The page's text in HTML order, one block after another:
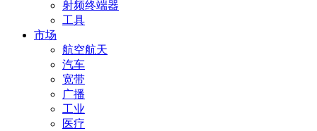
射频终端器
工具
市场
航空航天
汽车
宽带
广播
工业
医疗